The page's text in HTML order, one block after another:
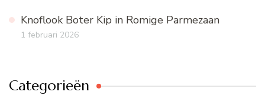
Knoflook Boter Kip in Romige Parmezaan
1 februari 2026
Categorieën